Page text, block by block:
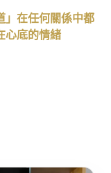
」在任何關係中都
心底的情緒